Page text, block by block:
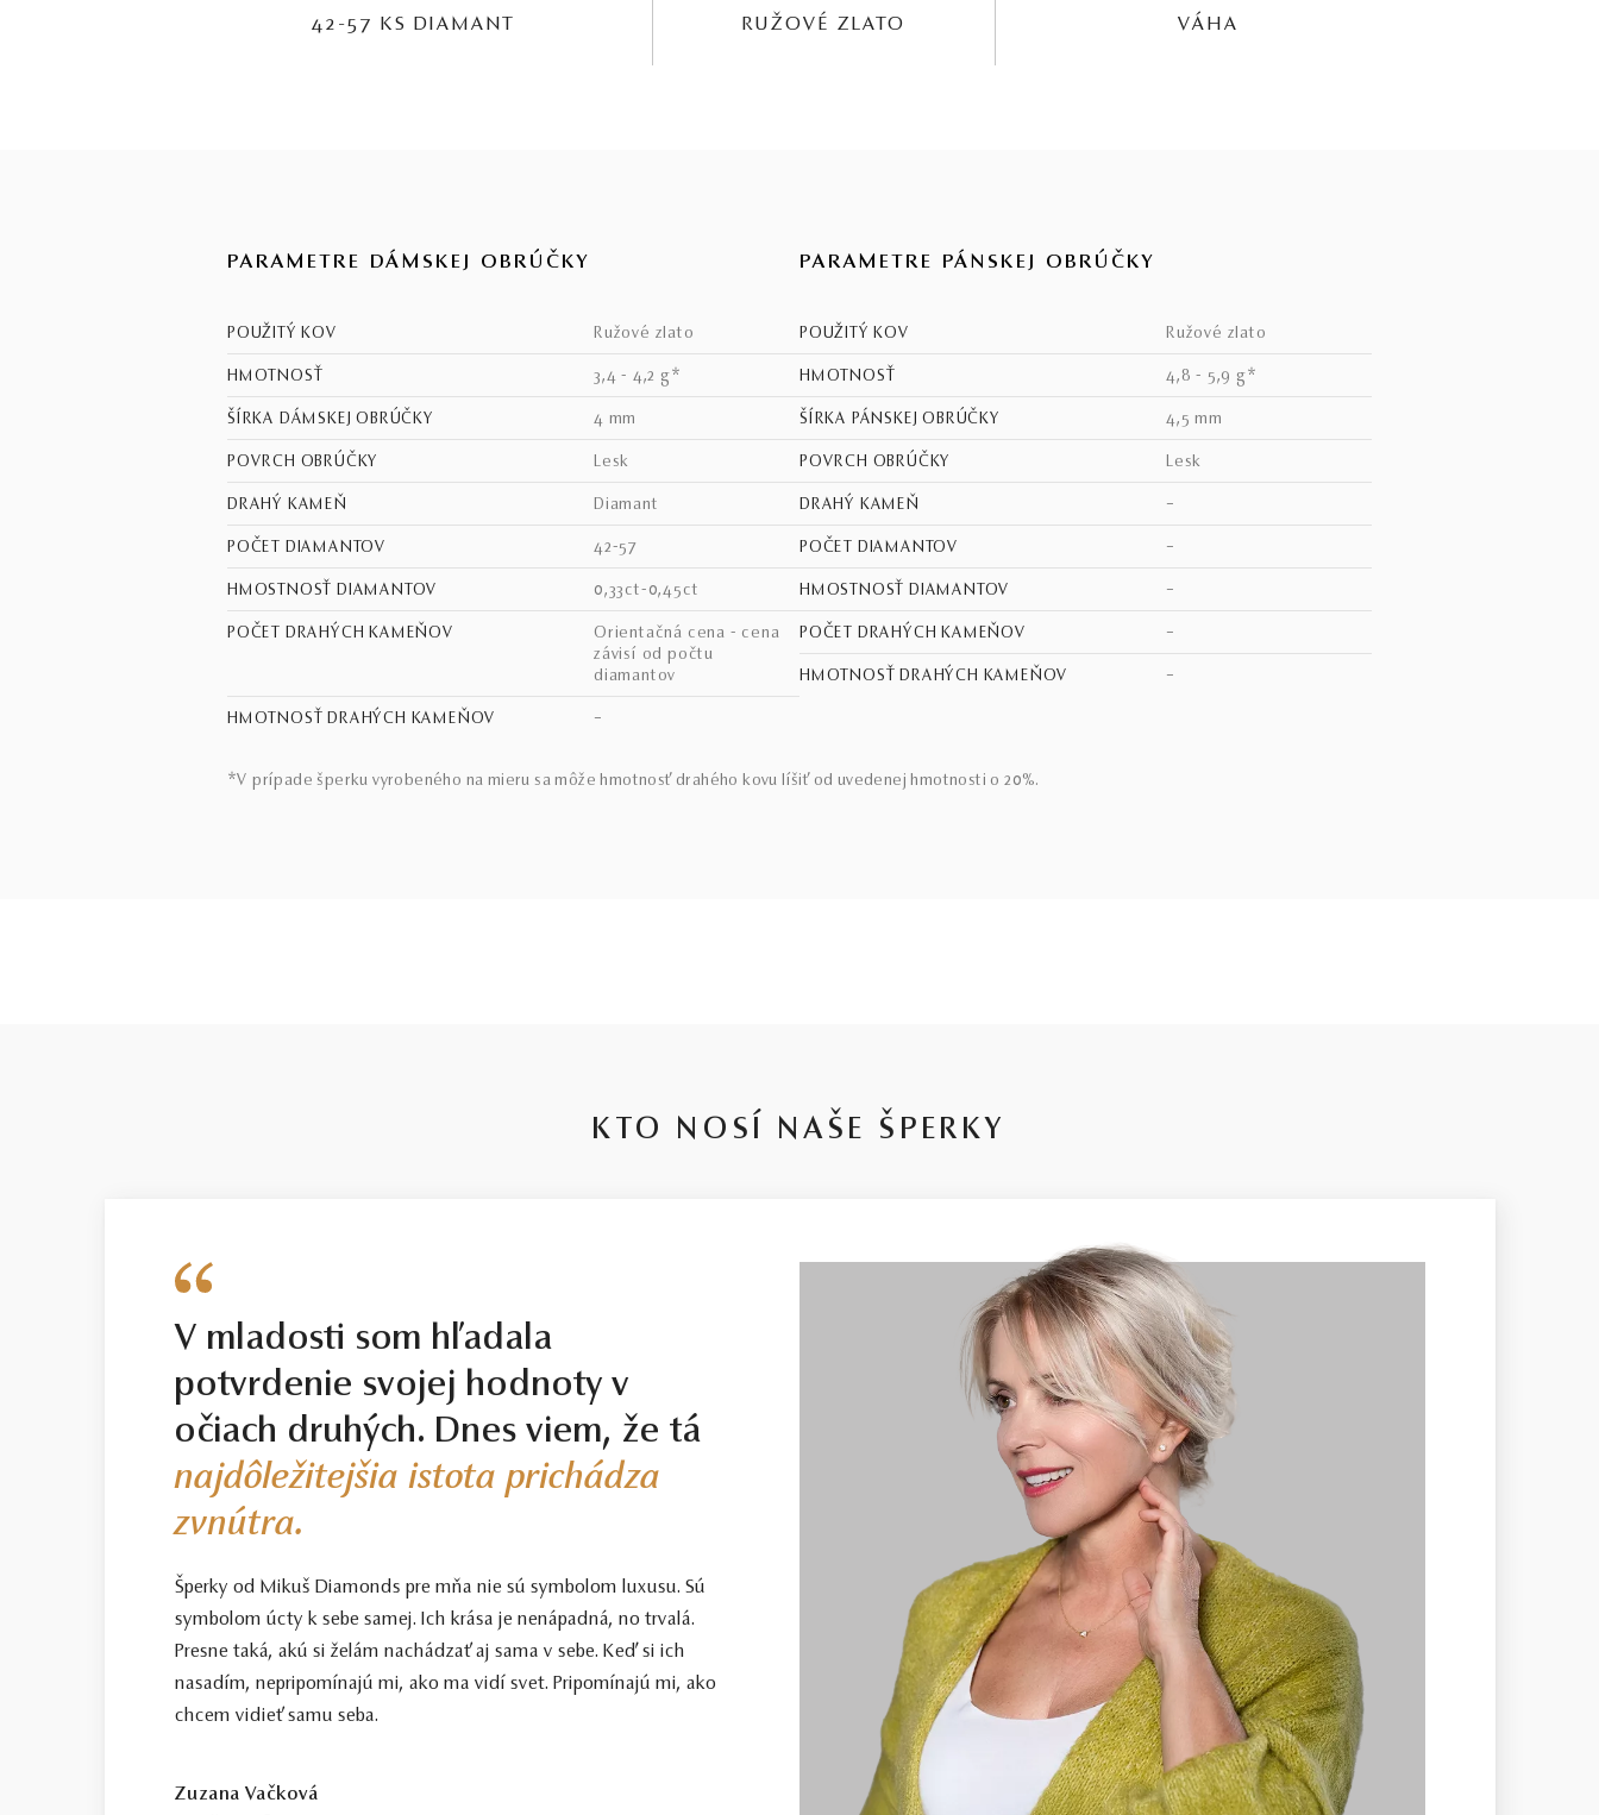
42-57 KS DIAMANT RUŽOVÉ ZLATO VÁHA
PARAMETRE DÁMSKEJ OBRÚČKY
POUŽITÝ KOV ružové zlato
HMOTNOSŤ 3,4 - 4,2 g*
ŠÍRKA DÁMSKEJ OBRÚČKY 4 mm
POVRCH OBRÚČKY lesk
DRAHÝ KAMEŇ diamant
POČET DIAMANTOV 42-57
HMOSTNOSŤ DIAMANTOV 0,33ct-0,45ct
POČET DRAHÝCH KAMEŇOV
Orientačná cena - cena
závisí od počtu
diamantov
HMOTNOSŤ DRAHÝCH KAMEŇOV –
PARAMETRE PÁNSKEJ OBRÚČKY
POUŽITÝ KOV ružové zlato
HMOTNOSŤ 4,8 - 5,9 g*
ŠÍRKA PÁNSKEJ OBRÚČKY 4,5 mm
POVRCH OBRÚČKY lesk
DRAHÝ KAMEŇ –
POČET DIAMANTOV –
HMOSTNOSŤ DIAMANTOV –
POČET DRAHÝCH KAMEŇOV –
HMOTNOSŤ DRAHÝCH KAMEŇOV –
*V prípade šperku vyrobeného na mieru sa môže hmotnosť drahého kovu líšiť od uvedenej hmotnosti o 20%.
KTO NOSÍ NAŠE ŠPERKY
V mladosti som hľadala
potvrdenie svojej hodnoty v
očiach druhých. Dnes viem, že tá
najdôležitejšia istota prichádza
zvnútra.
Šperky od Mikuš Diamonds pre mňa nie sú symbolom luxusu. Sú
symbolom úcty k sebe samej. Ich krása je nenápadná, no trvalá.
Presne taká, akú si želám nachádzať aj sama v sebe. Keď si ich
nasadím, nepripomínajú mi, ako ma vidí svet. Pripomínajú mi, ako
chcem vidieť samu seba.
Zuzana Vačková